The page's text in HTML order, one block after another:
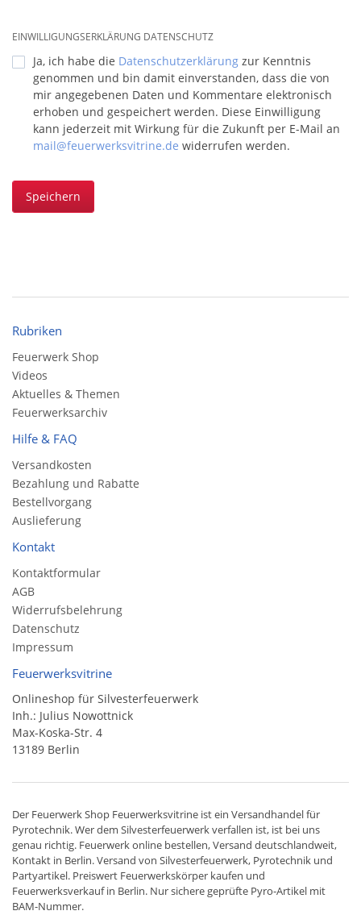
EINWILLIGUNGSERKLÄRUNG DATENSCHUTZ
Ja, ich habe die Datenschutzerklärung zur Kenntnis
genommen und bin damit einverstanden, dass die von
mir angegebenen Daten und Kommentare elektronisch
erhoben und gespeichert werden. Diese Einwilligung
kann jederzeit mit Wirkung für die Zukunft per E-Mail an
mail@feuerwerksvitrine.de widerrufen werden.
Speichern
Rubriken
Feuerwerk Shop
Videos
Aktuelles & Themen
Feuerwerksarchiv
Hilfe & FAQ
Versandkosten
Bezahlung und Rabatte
Bestellvorgang
Auslieferung
Kontakt
Kontaktformular
AGB
Widerrufsbelehrung
Datenschutz
Impressum
Feuerwerksvitrine
Onlineshop für Silvesterfeuerwerk
Inh.: Julius Nowottnick
Max-Koska-Str. 4
13189 Berlin
Der Feuerwerk Shop Feuerwerksvitrine ist ein Versandhandelfür
Pyrotechnik. Wer dem Silvesterfeuerwerk verfallen ist, ist bei uns
genau richtig. Feuerwerk online bestellen,Versand deutschlandweit,
Kontakt in Berlin. Versand von Silvesterfeuerwerk, Pyrotechnik und
Partyartikel. Preiswert Feuerwerkskörper kaufen und
Feuerwerksverkauf in Berlin. Nur sichere geprüfte Pyro-Artikel mit
BAM-Nummer.